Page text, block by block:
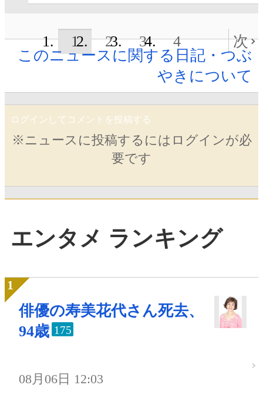
1 2 3 4
次
このニュースに関する日記・つぶ
やきについて
ログインしてコメントを投稿する
※ニュースに投稿するにはログインが必
要です
エンタメ ランキング
俳優の寿美花代さん死去、
94歳 175
08月06日 12:03